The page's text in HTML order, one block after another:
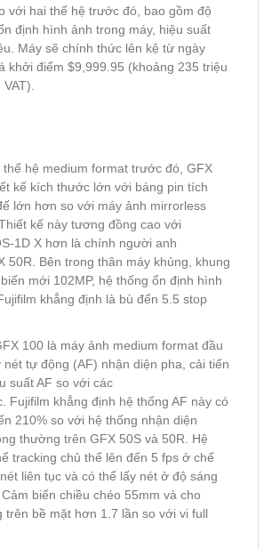
với hai thế hệ trước đó, bao gồm độ
định hình ảnh trong máy, hiệu suất
Máy sẽ chính thức lên kệ từ ngày
khởi điểm $9,999.95 (khoảng 235 triệu
thế hệ medium format trước đó, GFX
kế kích thước lớn với báng pin tích
lớn hơn so với máy ảnh mirrorless
kế này tương đồng cao với
1D X hơn là chính người anh
50R. Bên trong thân máy khủng, khung
mới 102MP, hệ thống ổn định hình
khẳng định là bù đến 5.5 stop
100 là máy ảnh medium format đầu
nét tự động (AF) nhận diện pha, cải tiến
suất AF so với các
Fujifilm khẳng định hệ thống AF này có
210% so với hệ thống nhận diện
thường trên GFX 50S và 50R. Hệ
tracking chủ thể lên đến 5 fps ở chế
liên tục và có thể lấy nét ở độ sáng
biến chiều chéo 55mm và cho
trên bề mặt hơn 1.7 lần so với vi full